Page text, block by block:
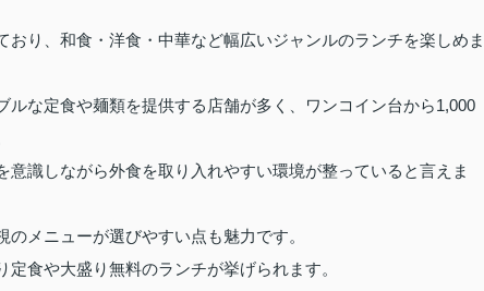
り、和食・洋食・中華など幅広いジャンルのランチを楽しめま
な定食や麺類を提供する店舗が多く、ワンコイン台から1,000
識しながら外食を取り入れやすい環境が整っていると言えま
メニューが選びやすい点も魅力です。
食や大盛り無料のランチが挙げられます。